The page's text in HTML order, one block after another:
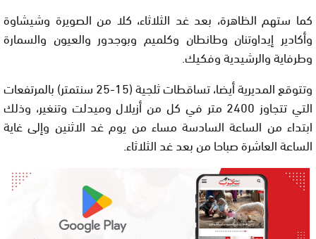
كما ستهم الظاهرة، بعد غد الثلاثاء، كلا من الصويرة وشيشاوة
وأكادير إيداوتنان وطانطان وكلميم وبوجدور والعيون والسمارة
وطرفاية والرشيدية وفكيك.
وتتوقع المديرية أيضا، تساقطات ثلجية (15-25 سنتمتر) بالمرتفعات
التي تتجاوز 2400 متر في كل من أزيلال وميدلت وتنغير، وذلك
ابتداء من الساعة السادسة مساء من يوم غد الاثنين وإلى غاية
الساعة العاشرة صباحا من بعد غد الثلاثاء.